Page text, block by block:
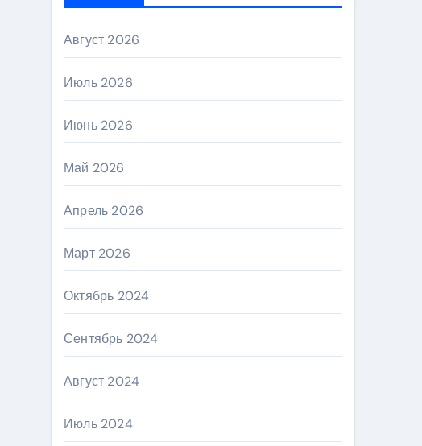
Август 2026
Июль 2026
Июнь 2026
Май 2026
Апрель 2026
Март 2026
Октябрь 2024
Сентябрь 2024
Август 2024
Июль 2024